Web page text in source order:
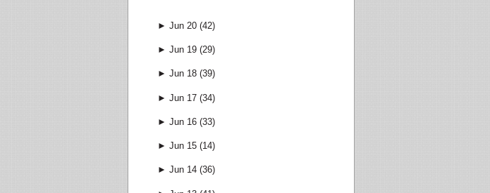
►Jun 20 (42)
►Jun 19 (29)
►Jun 18 (39)
►Jun 17 (34)
►Jun 16 (33)
►Jun 15 (14)
►Jun 14 (36)